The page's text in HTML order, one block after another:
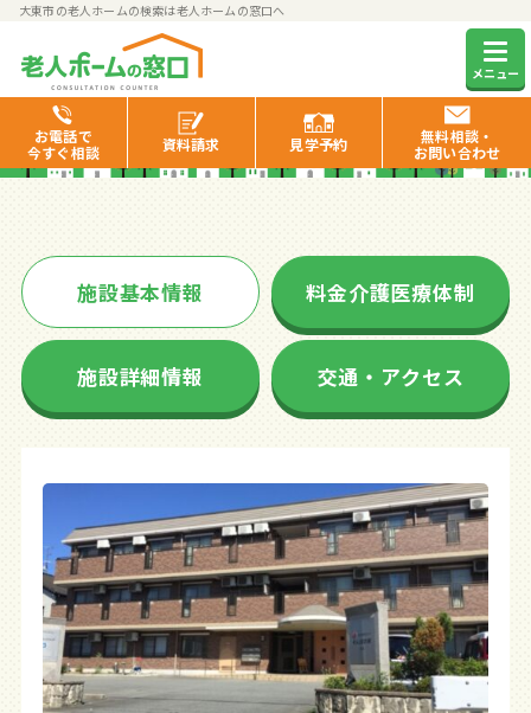
大東市の老人ホームの検索は老人ホームの窓口へ
メニュー
お電話で
今すぐ相談
資料請求 見学予約
無料相談・
お問い合わせ
そんぽの家住道
施設基本情報 料金介護医療体制
施設詳細情報 交通・アクセス